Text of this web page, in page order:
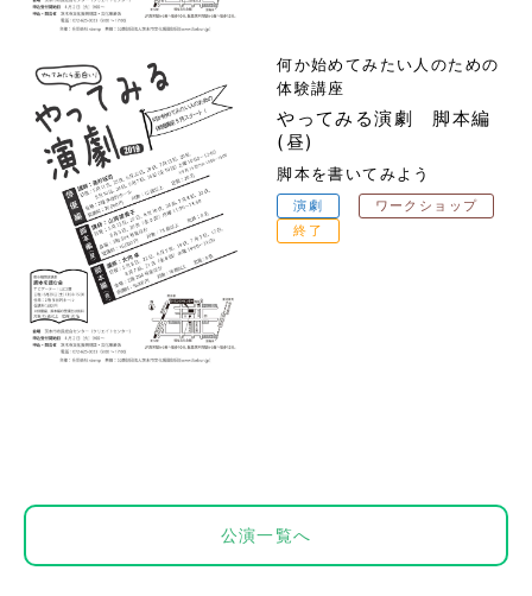
何か始めてみたい人のための
体験講座
やってみる演劇 脚本編
(昼)
脚本を書いてみよう
演劇
ワークショップ
終了
公演一覧へ